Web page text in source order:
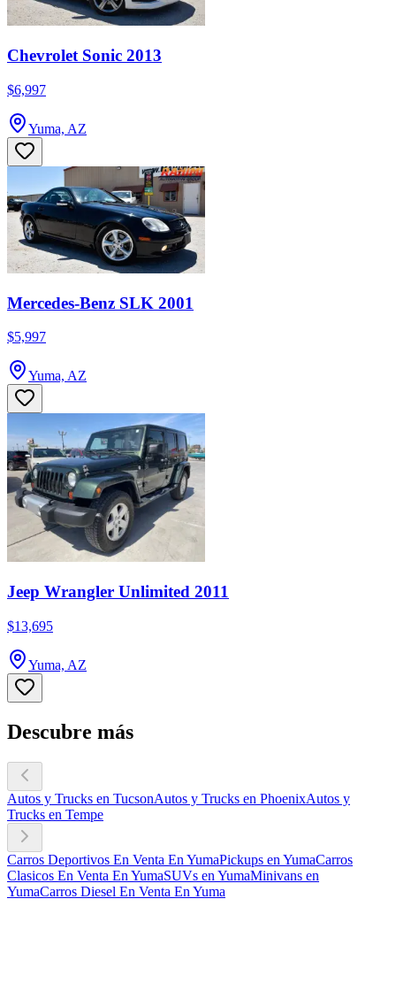
Chevrolet Sonic 2013
$6,997
Yuma, AZ
Mercedes-Benz SLK 2001
$5,997
Yuma, AZ
Jeep Wrangler Unlimited 2011
$13,695
Yuma, AZ
Descubre más
Autos y Trucks en TucsonAutos y Trucks en PhoenixAutos y
Trucks en Tempe
Carros Deportivos En Venta En YumaPickups en YumaCarros
Clasicos En Venta En YumaSUVs en YumaMinivans en
YumaCarros Diesel En Venta En Yuma